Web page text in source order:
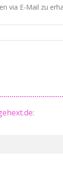
via E-Mail zu